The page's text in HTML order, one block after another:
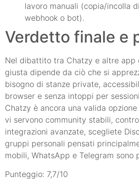
lavoro manuali (copia/incolla
webhook o bot).
Verdetto finale e
Nel dibattito tra Chatzy e altre app
giusta dipende da ciò che si
bisogno di stanze private,
browser e senza intoppi per
Chatzy è ancora una valida
vi servono community stabili,
integrazioni avanzate, scegliete
gruppi personali pensati
mobili, WhatsApp e Telegram sono
Punteggio: 7,7/10